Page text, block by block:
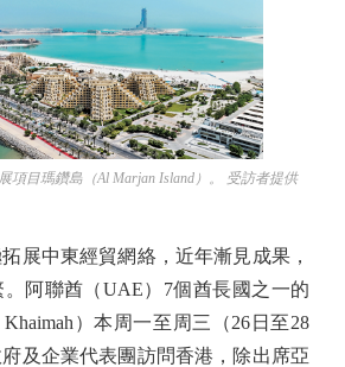
項目瑪鑽島（Al Marjan Island）。 受訪者提供
中東經貿網絡，近年漸見成果，
阿聯酋（UAE）7個酋長國之一的
）本周一至周三（26日至28
及企業代表團訪問香港，除出席亞